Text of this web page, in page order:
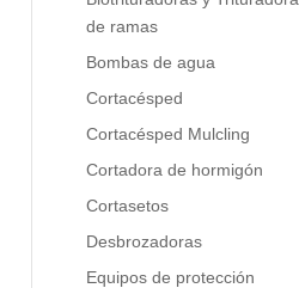
de ramas
Bombas de agua
Cortacésped
Cortacésped Mulcling
Cortadora de hormigón
Cortasetos
Desbrozadoras
Equipos de protección